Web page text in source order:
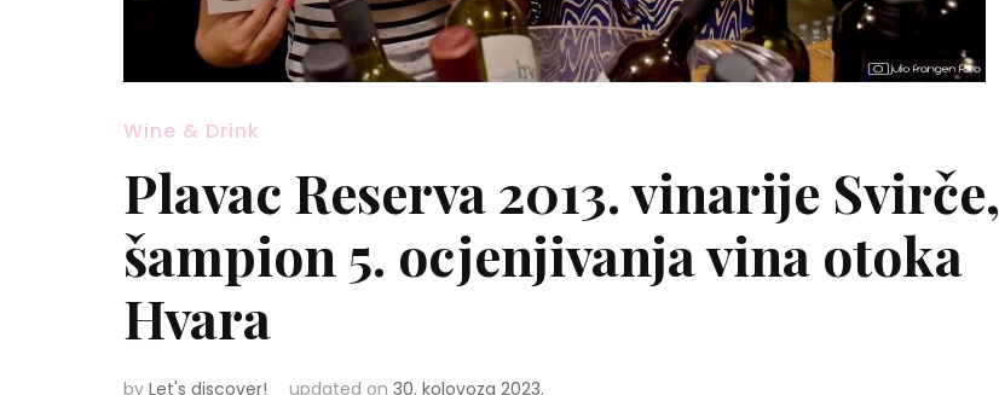
Wine & Drink
Plavac Reserva 2013. vinarije Svirče,
šampion 5. ocjenjivanja vina otoka
Hvara
by Let's discover! updated on 30. kolovoza 2023.